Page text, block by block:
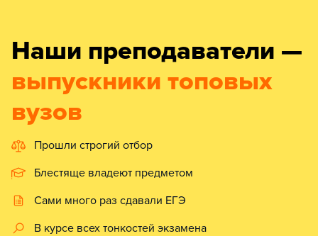
Наши преподаватели —
выпускники топовых
вузов
Прошли строгий отбор
Блестяще владеют предметом
Сами много раз сдавали ЕГЭ
В курсе всех тонкостей экзамена